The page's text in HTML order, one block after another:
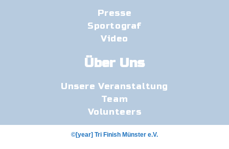
Presse
Sportograf
Video
Über Uns
Unsere Veranstaltung
Team
Volunteers
©[year] Tri Finish Münster e.V.